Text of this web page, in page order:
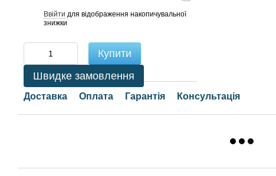
Ввійти для відображення накопичувальної
знижки
Купити
Швидке замовлення
Доставка Оплата Гарантія Консультація